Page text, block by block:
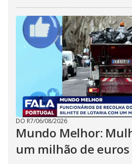
DO R7/06/08/2026
Mundo Melhor:
um milhão de euros